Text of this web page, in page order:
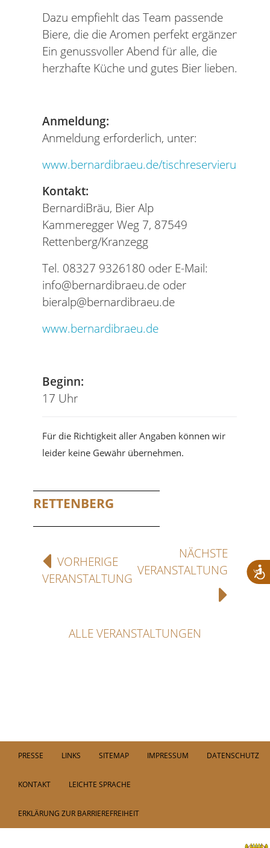
Dazu empfiehlt das Team passende
Biere, die die Aromen perfekt ergänzen.
Ein genussvoller Abend für alle, die
herzhafte Küche und gutes Bier lieben.
Anmeldung:
Anmeldung erforderlich, unter:
www.bernardibraeu.de/tischreservierung
Kontakt:
BernardiBräu, Bier Alp
Kammeregger Weg 7, 87549
Rettenberg/Kranzegg
Tel. 08327 9326180 oder E-Mail:
info@bernardibraeu.de oder
bieralp@bernardibraeu.de
www.bernardibraeu.de
Beginn:
17 Uhr
Für die Richtigkeit aller Angaben können wir
leider keine Gewähr übernehmen.
RETTENBERG
VORHERIGE
VERANSTALTUNG
NÄCHSTE
VERANSTALTUNG
ALLE VERANSTALTUNGEN
PRESSE LINKS SITEMAP IMPRESSUM DATENSCHUTZ
KONTAKT LEICHTE SPRACHE
ERKLÄRUNG ZUR BARRIEREFREIHEIT